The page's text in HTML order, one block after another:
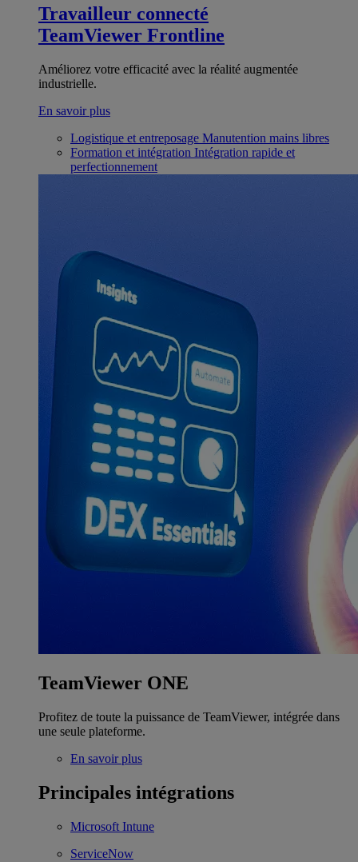
Travailleur connecté
TeamViewer Frontline
Améliorez votre efficacité avec la réalité augmentée
industrielle.
En savoir plus
Logistique et entreposage Manutention mains libres
Formation et intégration Intégration rapide et
perfectionnement
TeamViewer ONE
Profitez de toute la puissance de TeamViewer, intégrée dans
une seule plateforme.
En savoir plus
Principales intégrations
Microsoft Intune
ServiceNow